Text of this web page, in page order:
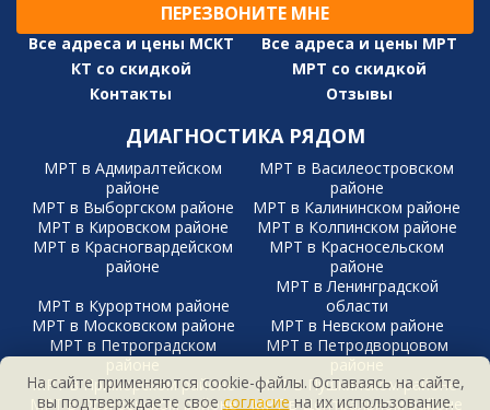
ПЕРЕЗВОНИТЕ МНЕ
Все адреса и цены МСКТ
Все адреса и цены МРТ
КТ со скидкой
МРТ со скидкой
Контакты
Отзывы
ДИАГНОСТИКА РЯДОМ
МРТ в Адмиралтейском
районе
МРТ в Василеостровском
районе
МРТ в Выборгском районе
МРТ в Калининском районе
МРТ в Кировском районе
МРТ в Колпинском районе
МРТ в Красногвардейском
районе
МРТ в Красносельском
районе
МРТ в Курортном районе
МРТ в Ленинградской
области
МРТ в Московском районе
МРТ в Невском районе
МРТ в Петроградском
районе
МРТ в Петродворцовом
районе
МРТ в Приморском районе
МРТ в Пушкинском районе
МРТ в Фрунзенском районе
МРТ в Центральном районе
На сайте применяются cookie-файлы. Оставаясь на сайте,
вы подтверждаете своесогласиена их использование.